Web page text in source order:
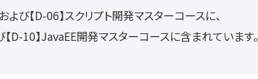
び【D-06】スクリプト開発マスターコースに、
D-10】JavaEE開発マスターコースに含まれています。